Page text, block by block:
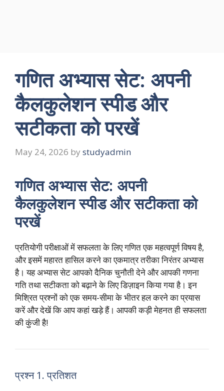
गणित अभ्यास सेट: अपनी
कैलकुलेशन स्पीड और
सटीकता को परखें
May 24, 2026 by studyadmin
गणित अभ्यास सेट: अपनी
कैलकुलेशन स्पीड और सटीकता को
परखें
प्रतियोगी परीक्षाओं में सफलता के लिए गणित एक महत्वपूर्ण विषय है,
और इसमें महारत हासिल करने का एकमात्र तरीका निरंतर अभ्यास
है। यह अभ्यास सेट आपको दैनिक चुनौती देने और आपकी गणना
गति तथा सटीकता को बढ़ाने के लिए डिज़ाइन किया गया है। इन
मिश्रित प्रश्नों को एक समय-सीमा के भीतर हल करने का प्रयास
करें और देखें कि आप कहां खड़े हैं। आपकी कड़ी मेहनत ही सफलता
की कुंजी है!
प्रश्न 1. प्रतिशत